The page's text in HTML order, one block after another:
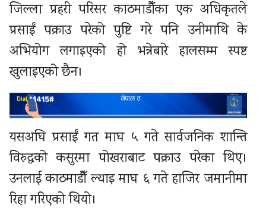
जिल्ला प्रहरी परिसर काठमाडौँका एक अधिकृतले
प्रसाईं पक्राउ परेको पुष्टि गरे पनि उनीमाथि के
अभियोग लगाइएको हो भन्नेबारे हालसम्म स्पष्ट
खुलाइएको छैन।
यसअघि प्रसाईं गत माघ ५ गते सार्वजनिक शान्ति
विरुद्धको कसुरमा पोखराबाट पक्राउ परेका थिए।
उनलाई काठमाडौँ ल्याइ माघ ६ गते हाजिर जमानीमा
रिहा गरिएको थियो।